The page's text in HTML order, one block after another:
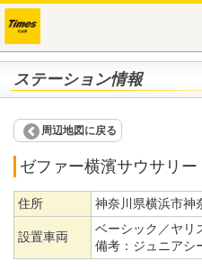
ステーション情報
周辺地図に戻る
ゼファー横濱サウサリー
住所 神奈川県横浜市神
設置車両
ベーシック／ヤリ
備考： ジュニアシ